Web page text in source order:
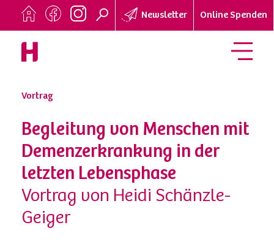
Newsletter Online Spenden
Vortrag
Begleitung von Menschen mit
Demenzerkrankung in der
letzten Lebensphase
Vortrag von Heidi Schänzle-
Geiger